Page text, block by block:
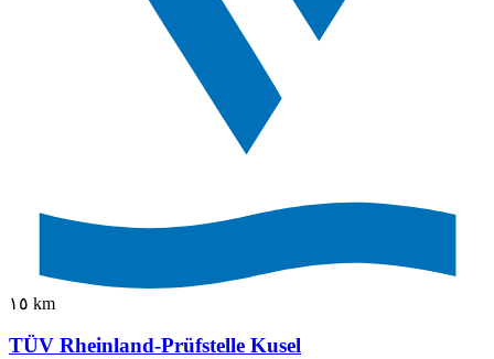
١٥ km
TÜV Rheinland-Prüfstelle Kusel